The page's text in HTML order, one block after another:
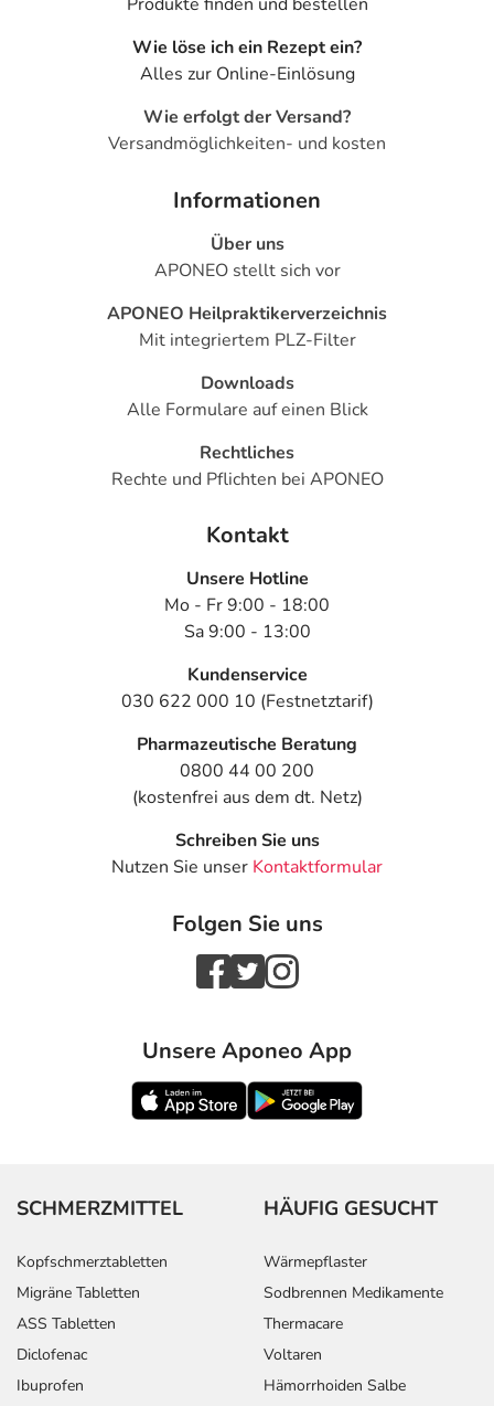
Wie löse ich ein Rezept ein?
Alles zur Online-Einlösung
Wie erfolgt der Versand?
Versandmöglichkeiten- und kosten
Informationen
Über uns
APONEO stellt sich vor
APONEO Heilpraktikerverzeichnis
Mit integriertem PLZ-Filter
Downloads
Alle Formulare auf einen Blick
Rechtliches
Rechte und Pflichten bei APONEO
Kontakt
Unsere Hotline
Mo - Fr 9:00 - 18:00
Sa 9:00 - 13:00
Kundenservice
030 622 000 10 (Festnetztarif)
Pharmazeutische Beratung
0800 44 00 200
(kostenfrei aus dem dt. Netz)
Schreiben Sie uns
Nutzen Sie unser Kontaktformular
Folgen Sie uns
Unsere Aponeo App
SCHMERZMITTEL
Kopfschmerztabletten
Migräne Tabletten
ASS Tabletten
Diclofenac
Ibuprofen
HÄUFIG GESUCHT
Wärmepflaster
Sodbrennen Medikamente
Thermacare
Voltaren
Hämorrhoiden Salbe